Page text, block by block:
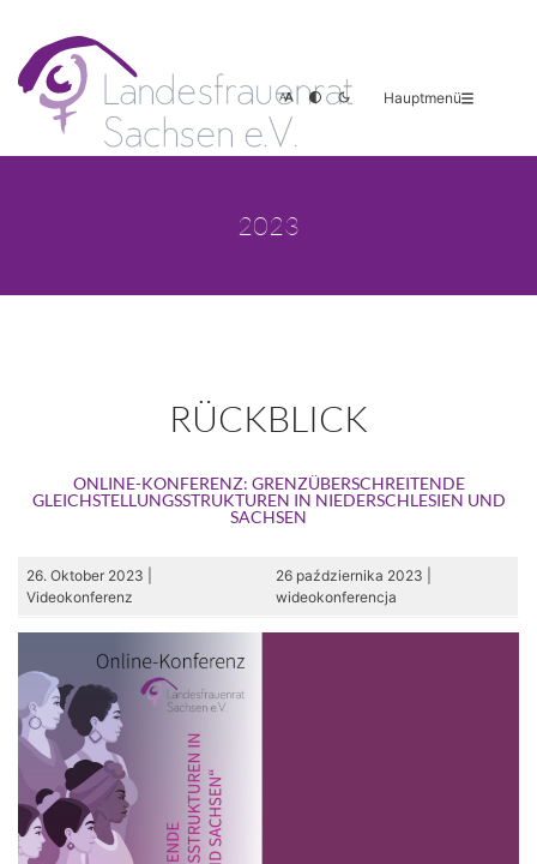
Hauptmenü
2023
RÜCKBLICK
ONLINE-KONFERENZ: GRENZÜBERSCHREITENDE
GLEICHSTELLUNGSSTRUKTUREN IN NIEDERSCHLESIEN UND
SACHSEN
26. Oktober 2023 |
Videokonferenz
26 października 2023 |
wideokonferencja